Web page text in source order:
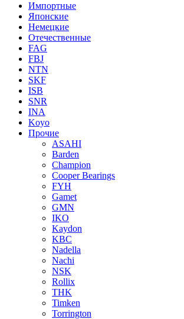
Импортные
Японские
Немецкие
Отечественные
FAG
FBJ
NTN
SKF
ISB
SNR
INA
Koyo
Прочие
ASAHI
Barden
Champion
Cooper Bearings
FYH
Gamet
GMN
IKO
Kaydon
KBC
Nadella
Nachi
NSK
Rollix
THK
Timken
Torrington